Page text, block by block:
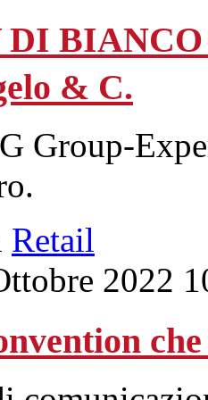
& C.
Group-
Retail
2022